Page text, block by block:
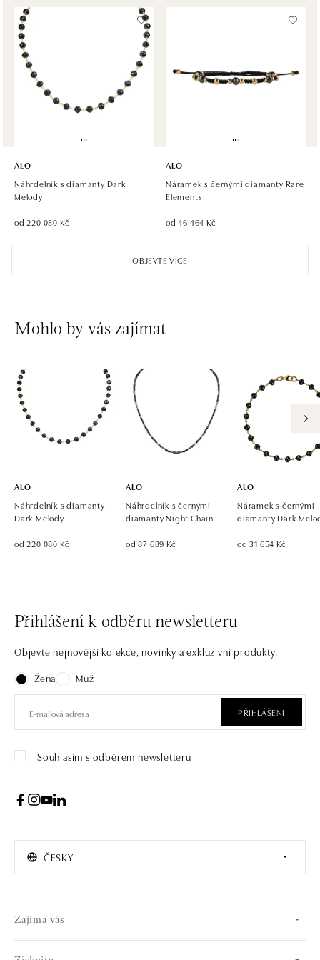
dnes otevřeno do 21:00
ALO diamonds, Westfield, Praha 4 - Chodov
Roztylská 2321/19, 148 00 Praha 4 - Chodov
tel.: +420 773 585 559, +420 730 802 800
dnes otevřeno do 21:00
ALO diamonds Hilton, Košice
zítra otevřeno od 10:00
Einsteinova 18, 851 01 Bratislava
ALO diamonds OC Avion, Bratislava
Ivanská cesta 16, 821 04 Bratislava
dnes otevřeno do 21:00
ALO diamonds OC Eurovea, Bratislava
Pribinova 8, 811 09 Bratislava
tel.: +421 917 090 700, +421 918 777 670
OBJEVTE VÍCE
ALO
Náhrdelník s diamanty Dark
Melody
od 220 080 Kč
ALO
Náramek s černými diamanty Rare
Elements
od 46 464 Kč
Mohlo by vás zajímat
ALO
Náhrdelník s diamanty
Dark Melody
od 220 080 Kč
ALO
Náhrdelník s černými
diamanty Night Chain
od 87 689 Kč
ALO
Náramek s černými
diamanty Dark
od 31 654 Kč
Přihlášení k odběru newsletteru
Objevte nejnovější kolekce, novinky a exkluzivní produkty.
Žena
Muž
PŘIHLÁŠENÍ
Souhlasím s odběrem newsletteru
ČESKY
Zajíma vás